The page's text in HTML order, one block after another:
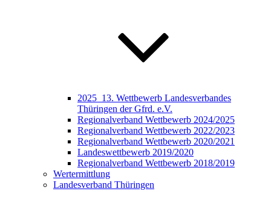
2025_13. Wettbewerb Landesverbandes
Thüringen der Gfrd. e.V.
Regionalverband Wettbewerb 2024/2025
Regionalverband Wettbewerb 2022/2023
Regionalverband Wettbewerb 2020/2021
Landeswettbewerb 2019/2020
Regionalverband Wettbewerb 2018/2019
Wertermittlung
Landesverband Thüringen